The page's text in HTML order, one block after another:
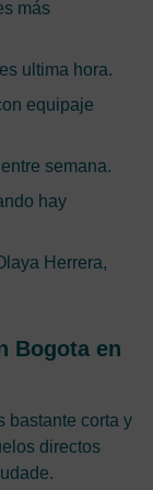
más
ultima hora.
equipaje
semana.
hay
Herrera,
Bogota en
bastante corta y
directos